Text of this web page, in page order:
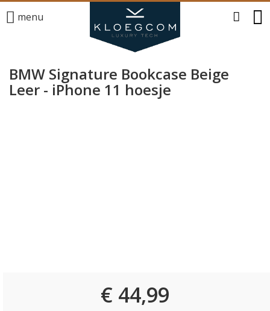
menu
BMW Signature Bookcase Beige
Leer - iPhone 11 hoesje
€ 44,99